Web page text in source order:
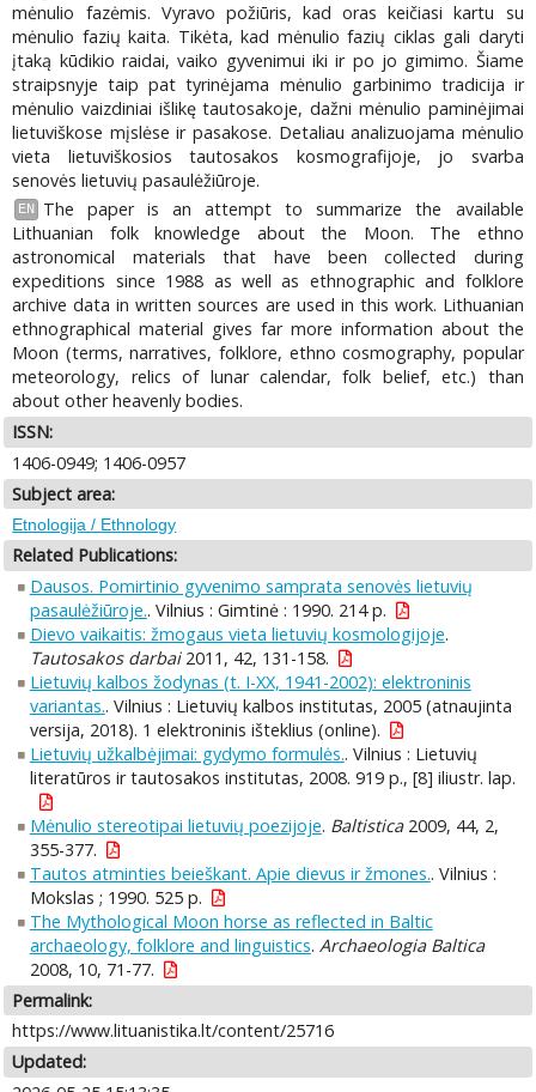
mėnulio fazėmis. Vyravo požiūris, kad oras keičiasi kartu su
mėnulio fazių kaita. Tikėta, kad mėnulio fazių ciklas gali daryti
įtaką kūdikio raidai, vaiko gyvenimui iki ir po jo gimimo. Šiame
straipsnyje taip pat tyrinėjama mėnulio garbinimo tradicija ir
mėnulio vaizdiniai išlikę tautosakoje, dažni mėnulio paminėjimai
lietuviškose mįslėse ir pasakose. Detaliau analizuojama mėnulio
vieta lietuviškosios tautosakos kosmografijoje, jo svarba
senovės lietuvių pasaulėžiūroje.
EN
The paper is an attempt to summarize the available
Lithuanian folk knowledge about the Moon. The ethno
astronomical materials that have been collected during
expeditions since 1988 as well as ethnographic and folklore
archive data in written sources are used in this work. Lithuanian
ethnographical material gives far more information about the
Moon (terms, narratives, folklore, ethno cosmography, popular
meteorology, relics of lunar calendar, folk belief, etc.) than
about other heavenly bodies.
ISSN:
1406-0949; 1406-0957
Subject area:
Etnologija / Ethnology
Related Publications:
Dausos. Pomirtinio gyvenimo samprata senovės lietuvių
pasaulėžiūroje.. Vilnius : Gimtinė : 1990. 214 p.
Dievo vaikaitis: žmogaus vieta lietuvių kosmologijoje.
Tautosakos darbai2011, 42, 131-158.
Lietuvių kalbos žodynas (t. I-XX, 1941-2002): elektroninis
variantas.. Vilnius : Lietuvių kalbos institutas, 2005 (atnaujinta
versija, 2018). 1 elektroninis išteklius (online).
Lietuvių užkalbėjimai: gydymo formulės.. Vilnius : Lietuvių
literatūros ir tautosakos institutas, 2008. 919 p., [8] iliustr. lap.
Mėnulio stereotipai lietuvių poezijoje. Baltistica2009, 44, 2,
355-377.
Tautos atminties beieškant. Apie dievus ir žmones.. Vilnius :
Mokslas ; 1990. 525 p.
The Mythological Moon horse as reflected in Baltic
archaeology, folklore and linguistics. Archaeologia Baltica
2008, 10, 71-77.
Permalink:
https://www.lituanistika.lt/content/25716
Updated: